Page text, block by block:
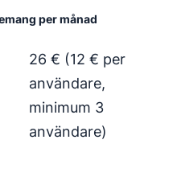
per månad
26 € (12 € per
användare,
minimum 3
användare)